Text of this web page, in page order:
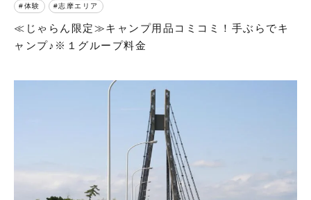
体験 志摩エリア
≪じゃらん限定≫キャンプ用品コミコミ！手ぶらでキ
ャンプ♪※１グループ料金